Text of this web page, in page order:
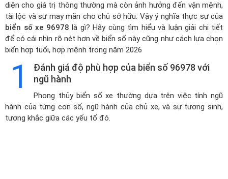
diện cho giá trị thông thường mà còn ảnh hưởng đến vận mệnh,
tài lộc và sự may mắn cho chủ sở hữu. Vậy ý nghĩa thực sự của
biển số xe 96978 là gì? Hãy cùng tìm hiểu và luận giải chi tiết
để có cái nhìn rõ nét hơn về biển số này cũng như cách lựa chọn
biển hợp tuổi, hợp mệnh trong năm 2026
1
Đánh giá độ phù hợp của biển số 96978 với
ngũ hành
Phong thủy biển số xe thường dựa trên việc tính ngũ
hành của từng con số, ngũ hành của chủ xe, và sự tương sinh,
tương khắc giữa các yếu tố đó.